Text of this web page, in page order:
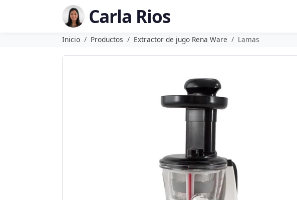
Carla Rios
Inicio Productos Extractor de jugo Rena Ware Lamas